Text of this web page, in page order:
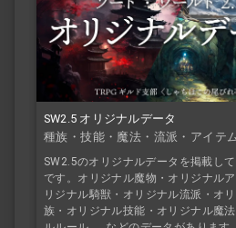
SW2.5 オリジナルデータ
種族・技能・魔法・流派・アイテム
SW2.5のオリジナルデータを掲載し
です。オリジナル魔物・オリジナル
リジナル騎獣・オリジナル流派・オ
族・オリジナル技能・オリジナル魔